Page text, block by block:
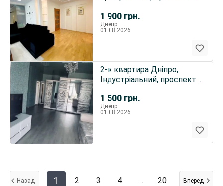
1 900 грн.
Днепр
01.08.2026
1 500 грн.
2-к квартира Дніпро,
Індустріальний, проспект
Днепр
01.08.2026
Назад 1 2 3 4 … 20 Вперед